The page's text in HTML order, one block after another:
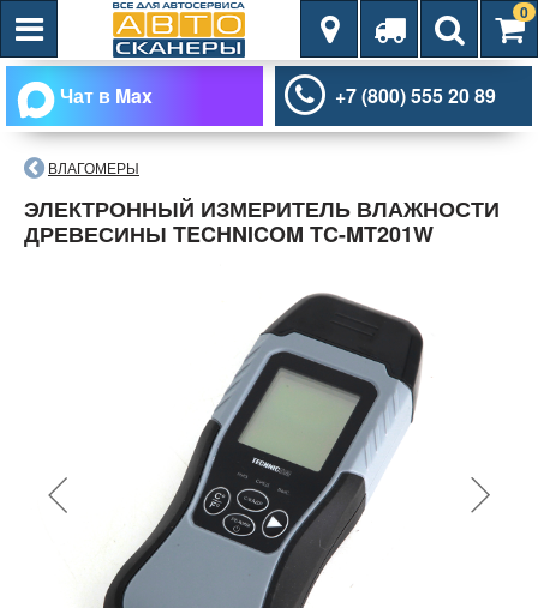
0
Чат в Max +7 (800) 555 20 89
ВЛАГОМЕРЫ
ЭЛЕКТРОННЫЙ ИЗМЕРИТЕЛЬ ВЛАЖНОСТИ
ДРЕВЕСИНЫ TECHNICOM TC-MT201W